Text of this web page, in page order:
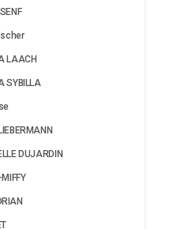
LAACH
SYBILLA
DUJARDIN
MIFFY